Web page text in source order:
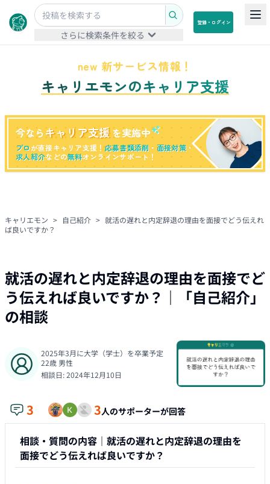
さらに検索条件を絞る
登録・ログイン
new 新サービス情報！
キャリエモンのキャリア支援
今なら キャリア支援 を実施中
プロが直接キャリア支援！応募書類添削 ・ 面接対策・
求人紹介などの無料オンラインサポート！
キャリエモン > 自己紹介 > 就活の遅れと内定辞退の理由を面接でどう伝えれ
ば良いですか？
就活の遅れと内定辞退の理由を面接でど
う伝えれば良いですか？ ｜「自己紹介」
の相談
2025年3月に大学（学士）を卒業予定
22歳 男性
相談日:2024年12月10日
3 3人のサポーターが回答
相談・質問の内容｜ 就活の遅れと内定辞退の理由を
面接でどう伝えれば良いですか？